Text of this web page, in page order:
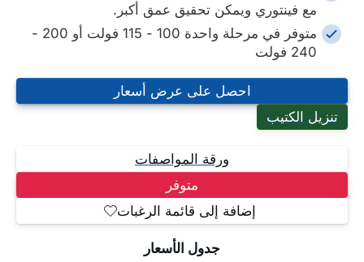
مع فينتوري ويمكن تحقيق عمق أكبر.
متوفر في مرحلة واحدة 100 - 115 فولت أو 200 -
240 فولت
احصل على عرض أسعار
تنزيل الكتيب
ورقة المواصفات
متوفر
إضافة إلى قائمة الرغبات
جدول الأسعار